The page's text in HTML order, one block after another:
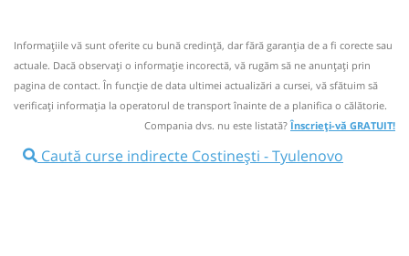
28 DECEMBRIE-04 IANUARIE! Pentru a calatori este
necesara rezervarea in prealabil la tel.0722.265.779 sau
0734.444.133 sau 0040724242405 whatsapp Biletele se
cumpara de la Casa 6(Autogara Sud,in sa
Semnalați aici (12 comentarii)
NOU!Pune poze din călătoria ta
Informaţiile vă sunt oferite cu bună credinţă, dar fără garanţia de a fi corecte sau
actuale. Dacă observați o informaţie incorectă, vă rugăm să ne anunțați prin
pagina de contact. În funcție de data ultimei actualizări a cursei, vă sfătuim să
verificaţi informaţia la operatorul de transport înainte de a planifica o călătorie.
Compania dvs. nu este listată?Înscrieți-vă GRATUIT!
Caută curse indirecte Costinești - Tyulenovo